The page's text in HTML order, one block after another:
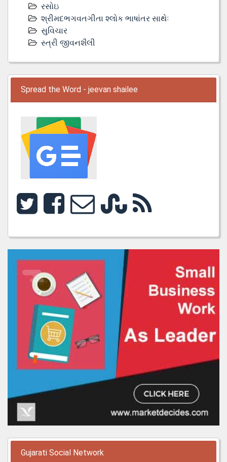
રસોઇ
શ્રીમદભગવતગીતા શ્લોક ભાષાંતર સાથેઃ
સુવિચાર
સ્ત્રી જીવનશૈલી
Spread the Word - jeevan shailee
Gujarati Social Network